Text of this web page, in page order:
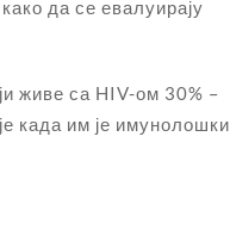
да се евалуирају
живе са HIV-ом 30% –
када им је имунолошки